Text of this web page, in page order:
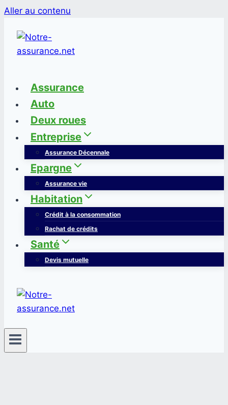
Aller au contenu
Assurance
Auto
Deux roues
Entreprise
Assurance Décennale
Epargne
Assurance vie
Habitation
Crédit à la consommation
Rachat de crédits
Santé
Devis mutuelle